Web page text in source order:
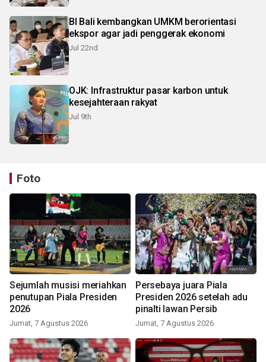
BI Bali kembangkan UMKM berorientasi
ekspor agar jadi penggerak ekonomi
Jul 22nd
OJK: Infrastruktur pasar karbon untuk
kesejahteraan rakyat
Jul 9th
Foto
Sejumlah musisi meriahkan
penutupan Piala Presiden
2026
Jumat, 7 Agustus 2026
Persebaya juara Piala
Presiden 2026 setelah adu
pinalti lawan Persib
Jumat, 7 Agustus 2026